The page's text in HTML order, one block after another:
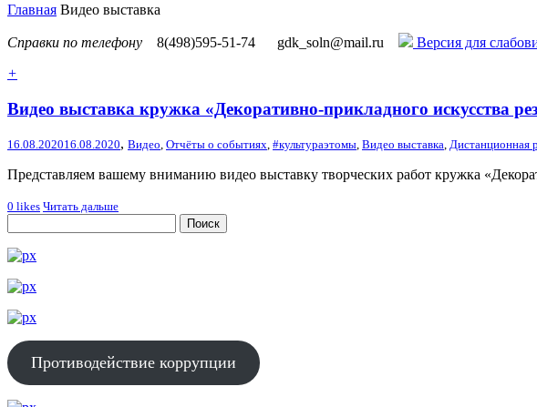
Главная Видео выставка
Справки по телефону 8(498)595-51-74 gdk_soln@mail.ru
Версия для
+
Видео выставка кружка «Декоративно-прикладного искусства
16.08.202016.08.2020, Видео, Отчёты о событиях, #культураэтомы, Видео выставка, Дистанционная
Представляем вашему вниманию видео выставку творческих работ кружка
0 likes Читать дальше
Противодействие коррупции